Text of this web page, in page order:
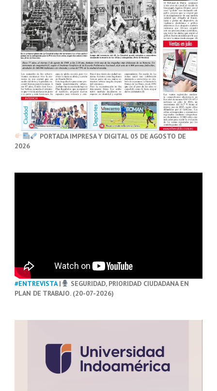
PORTADA IMPRESA Y DIGITAL 05 DE AGOSTO DE
2026
#ENTREVISTA|
SEGURIDAD, PRIORIDAD CIUDADANA EN
PLAN DE TRABAJO. (20-07-2026)